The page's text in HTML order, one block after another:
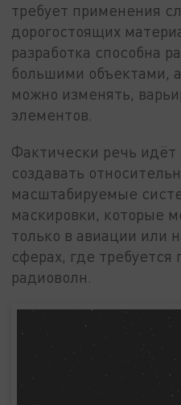
требует применения
дорогостоящих
разработка способна
большими объектами,
можно изменять,
элементов.
Фактически речь идёт
создавать
масштабируемые
маскировки, которые
только в авиации или
сферах, где
радиоволн.